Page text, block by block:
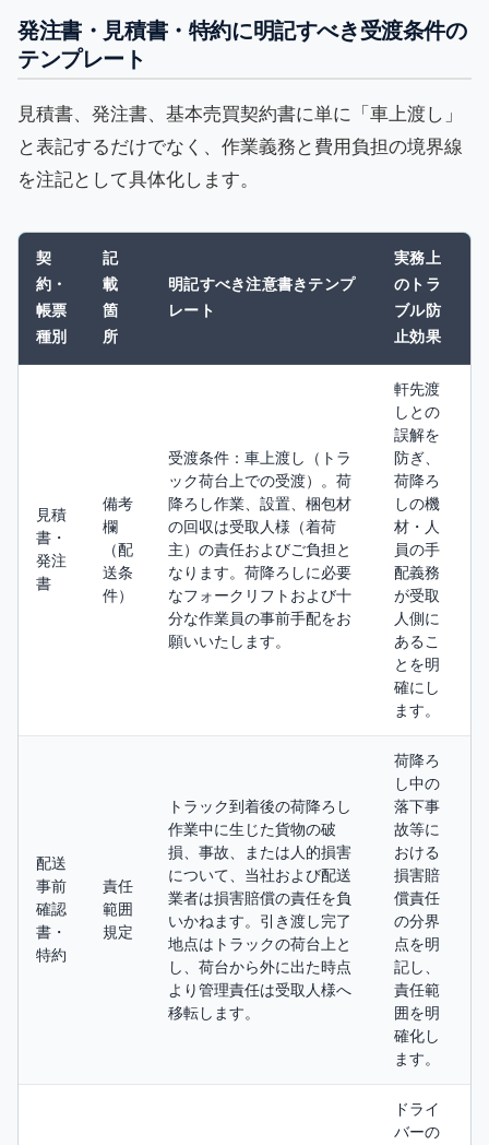
発注書・見積書・特約に明記すべき受渡条件の
テンプレート
見積書、発注書、基本売買契約書に単に「車上渡し」
と表記するだけでなく、作業義務と費用負担の境界線
を注記として具体化します。
契
約・
帳票
種別
記
載
箇
所
明記すべき注意書きテンプ
レート
実務上
のトラ
ブル防
止効果
見積
書・
発注
書
備考
欄
（配
送条
件）
受渡条件：車上渡し（トラ
ック荷台上での受渡）。荷
降ろし作業、設置、梱包材
の回収は受取人様（着荷
主）の責任およびご負担と
なります。荷降ろしに必要
なフォークリフトおよび十
分な作業員の事前手配をお
願いいたします。
軒先渡
しとの
誤解を
防ぎ、
荷降ろ
しの機
材・人
員の手
配義務
が受取
人側に
あるこ
とを明
確にし
ます。
配送
事前
確認
書・
特約
責任
範囲
規定
トラック到着後の荷降ろし
作業中に生じた貨物の破
損、事故、または人的損害
について、当社および配送
業者は損害賠償の責任を負
いかねます。引き渡し完了
地点はトラックの荷台上と
し、荷台から外に出た時点
より管理責任は受取人様へ
移転します。
荷降ろ
し中の
落下事
故等に
おける
損害賠
償責任
の分界
点を明
記し、
責任範
囲を明
確化し
ます。
ドライ
バーの